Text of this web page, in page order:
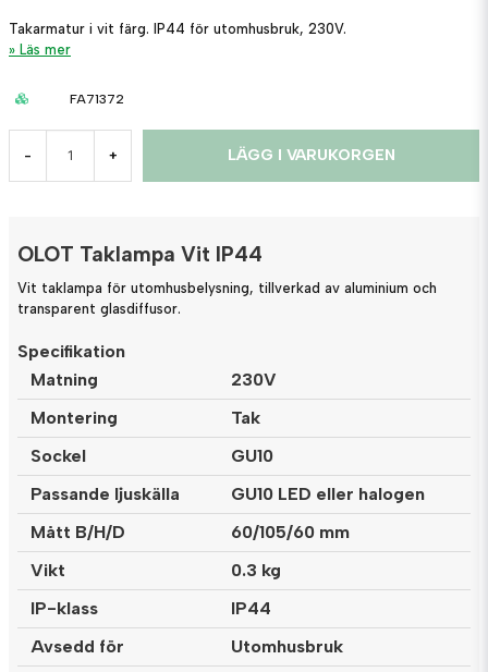
Takarmatur i vit färg. IP44 för utomhusbruk, 230V.
Läs mer
FA71372
- + LÄGG I VARUKORGEN
OLOT Taklampa Vit IP44
Vit taklampa för utomhusbelysning, tillverkad av aluminium och
transparent glasdiffusor.
Specifikation
Matning
230V
Montering
Tak
Sockel
GU10
Passande ljuskälla
GU10 LED eller halogen
Mått B/H/D
60/105/60 mm
Vikt
0.3 kg
IP-klass
IP44
Avsedd för
Utomhusbruk